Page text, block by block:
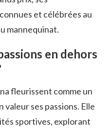
et célébrées au
mannequinat.
en dehors
fleurissent comme un
ses passions. Elle
sportives, explorant